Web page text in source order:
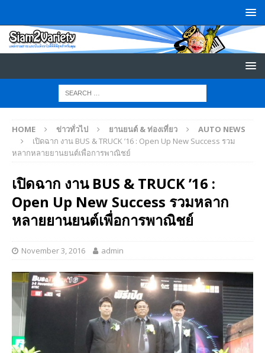
HOME ข่าวทั่วไป ยานยนต์ & ท่องเที่ยว
AUTO NEWS
เปิดฉาก งาน BUS & TRUCK ’16 : Open Up New Success รวม
หลากหลายยานยนต์เพื่อการพาณิชย์
เปิดฉาก งาน BUS & TRUCK ’16 :
Open Up New Success รวมหลาก
หลายยานยนต์เพื่อการพาณิชย์
November 3, 2016 admin